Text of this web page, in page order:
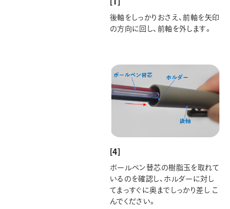
後軸をしっかりおさえ、前軸を矢印
の方向に回し、前軸を外します。
[4]
ボールペン替芯の樹脂玉を取れて
いるのを確認し、ホルダーに対し
てまっすぐに奥までしっかり差し こ
んでください。